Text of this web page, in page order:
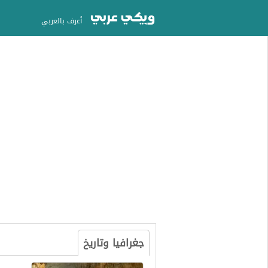
أعرف بالعربي
جغرافيا وتاريخ